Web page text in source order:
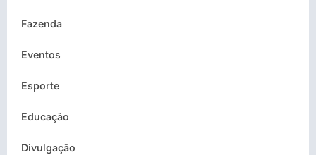
Fazenda
Eventos
Esporte
Educação
Divulgação